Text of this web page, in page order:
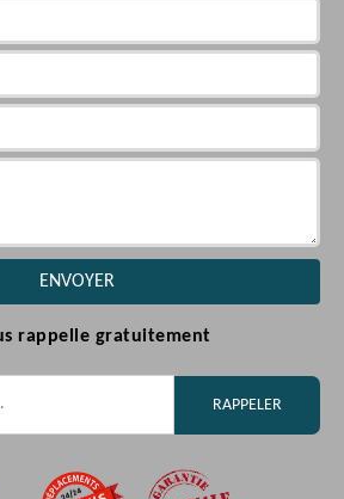
rappelle gratuitement